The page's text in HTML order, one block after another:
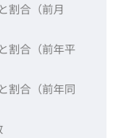
割合（前月
割合（前年平
割合（前年同